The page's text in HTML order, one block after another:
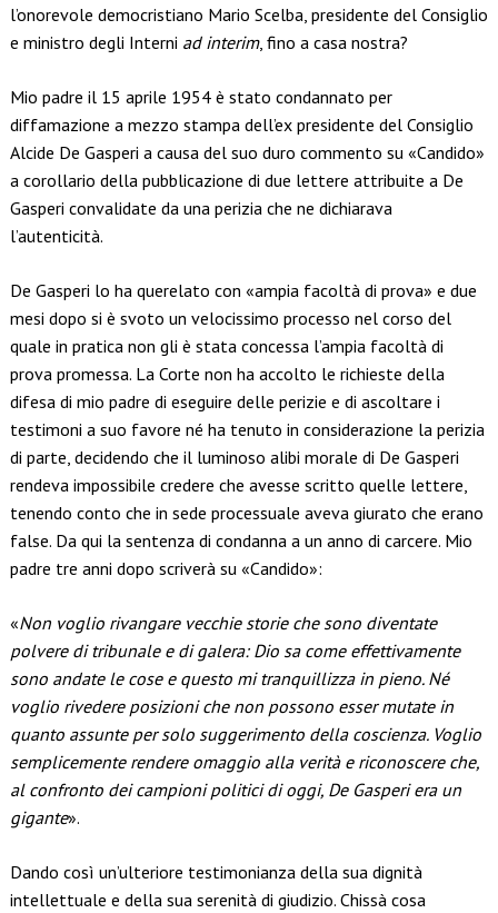
l’onorevole democristiano Mario Scelba, presidente del Consiglio
e ministro degli Interni ad interim, fino a casa nostra?
Mio padre il 15 aprile 1954 è stato condannato per
diffamazione a mezzo stampa dell’ex presidente del Consiglio
Alcide De Gasperi a causa del suo duro commento su «Candido»
a corollario della pubblicazione di due lettere attribuite a De
Gasperi convalidate da una perizia che ne dichiarava
l’autenticità.
De Gasperi lo ha querelato con «ampia facoltà di prova» e due
mesi dopo si è svoto un velocissimo processo nel corso del
quale in pratica non gli è stata concessa l’ampia facoltà di
prova promessa. La Corte non ha accolto le richieste della
difesa di mio padre di eseguire delle perizie e di ascoltare i
testimoni a suo favore né ha tenuto in considerazione la perizia
di parte, decidendo che il luminoso alibi morale di De Gasperi
rendeva impossibile credere che avesse scritto quelle lettere,
tenendo conto che in sede processuale aveva giurato che erano
false. Da qui la sentenza di condanna a un anno di carcere. Mio
padre tre anni dopo scriverà su «Candido»:
«Non voglio rivangare vecchie storie che sono diventate
polvere di tribunale e di galera: Dio sa come effettivamente
sono andate le cose e questo mi tranquillizza in pieno. Né
voglio rivedere posizioni che non possono esser mutate in
quanto assunte per solo suggerimento della coscienza. Voglio
semplicemente rendere omaggio alla verità e riconoscere che,
al confronto dei campioni politici di oggi, De Gasperi era un
gigante».
Dando così un’ulteriore testimonianza della sua dignità
intellettuale e della sua serenità di giudizio. Chissà cosa